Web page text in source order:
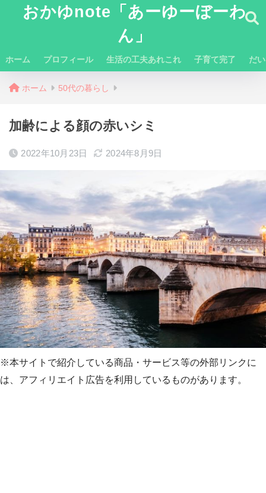
おかゆnote「あーゆーぼーわ
ん」
ホーム プロフィール 生活の工夫あれこれ 子育て完了 だ
ホーム 50代の暮らし
加齢による顔の赤いシミ
2022年10月23日 2024年8月9日
※本サイトで紹介している商品・サービス等の外部リンクに
は、アフィリエイト広告を利用しているものがあります。